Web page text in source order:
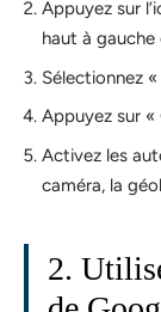
Appuyez sur
haut à gauche
Sélectionnez
Appuyez sur «
Activez les
caméra, la
2.